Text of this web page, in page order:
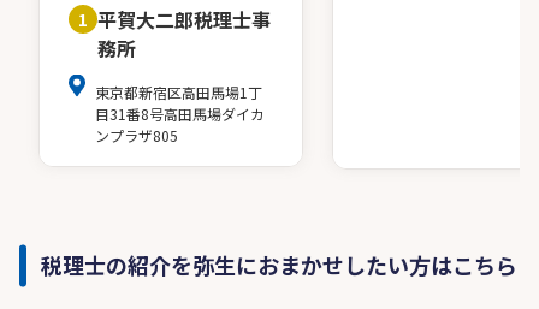
1 平賀大二郎税理士事
務所
東京都新宿区高田馬場1丁
目31番8号高田馬場ダイカ
ンプラザ805
税理士の紹介を弥生におまかせしたい方はこちら